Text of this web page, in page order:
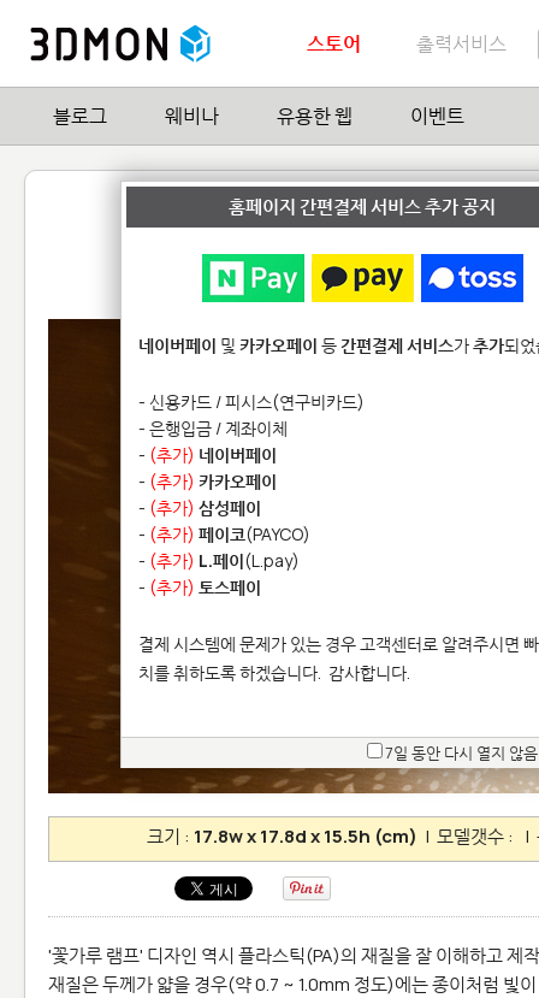
스토어 출력서비스
블로그 웨비나 유용한 웹 이벤트
꽃가루 램프
nervoussystem 1| Hit17,182
크기 : 17.8w x 17.8d x 15.5h (cm) | 모델갯수 : |
'꽃가루 램프' 디자인 역시 플라스틱(PA)의 재질을 잘 이해하고 제
재질은 두께가 얇을 경우(약 0.7 ~ 1.0mm 정도)에는 종이처럼 빛
홈페이지 간편결제 서비스 추가 공지
네이버페이 및 카카오페이 등간편결제 서비스가추가되
- 신용카드 / 피시스(연구비카드)
- 은행입금 / 계좌이체
- (추가) 네이버페이
- (추가) 카카오페이
- (추가) 삼성페이
- (추가) 페이코(PAYCO)
- (추가) L.페이(L.pay)
- (추가) 토스페이
결제 시스템에 문제가 있는 경우 고객센터로 알려주시면
치를 취하도록 하겠습니다. 감사합니다.
7일 동안 다시 열지 않음